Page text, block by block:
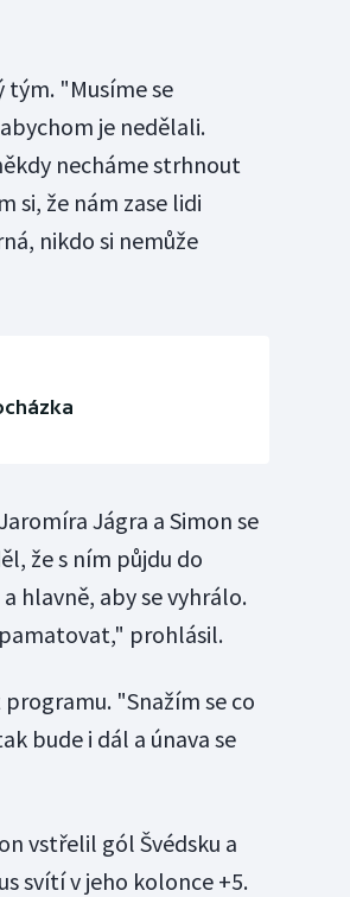
tým. "Musíme se
je nedělali.
necháme strhnout
si, že nám zase lidi
nikdo si nemůže
Jágra a Simon se
že s ním půjdu do
hlavně, aby se vyhrálo.
prohlásil.
"Snažím se co
bude i dál a únava se
vstřelil gól Švédsku a
svítí v jeho kolonce +5.